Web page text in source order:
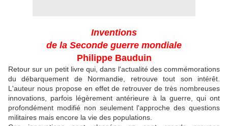
Inventions
de la Seconde guerre mondiale
Philippe Bauduin
Retour sur un petit livre qui, dans l'actualité des commémorations
du débarquement de Normandie, retrouve tout son intérêt.
L'auteur nous propose en effet de retrouver de très nombreuses
innovations, parfois légèrement antérieure à la guerre, qui ont
profondément modifié non seulement l'approche des questions
militaires mais encore la vie des populations.